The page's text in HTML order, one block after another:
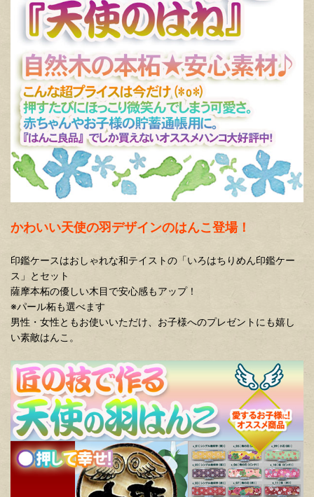
かわいい天使の羽デザインのはんこ登場！
印鑑ケースはおしゃれな和テイストの「いろはちりめん印鑑ケー
ス」とセット
薩摩本柘の優しい木目で安心感もアップ！
※パール柘も選べます
男性・女性ともお使いいただけ、お子様へのプレゼントにも嬉し
い素敵はんこ。